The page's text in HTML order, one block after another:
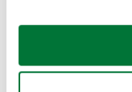
Si lo permite,
Recopilar
Coches de
Coches de km0